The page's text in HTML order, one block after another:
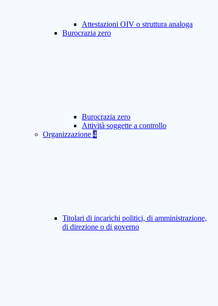
Attestazioni OIV o struttura analoga
Burocrazia zero
Burocrazia zero
Attività soggette a controllo
Organizzazione 4
Titolari di incarichi politici, di amministrazione,
di direzione o di governo